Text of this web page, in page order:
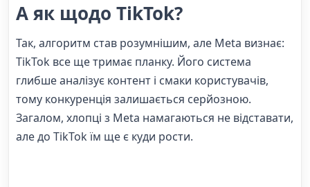
А як щодо TikTok?
Так, алгоритм став розумнішим, але Meta визнає:
TikTok все ще тримає планку. Його система
глибше аналізує контент і смаки користувачів,
тому конкуренція залишається серйозною.
Загалом, хлопці з Meta намагаються не відставати,
але до TikTok їм ще є куди рости.